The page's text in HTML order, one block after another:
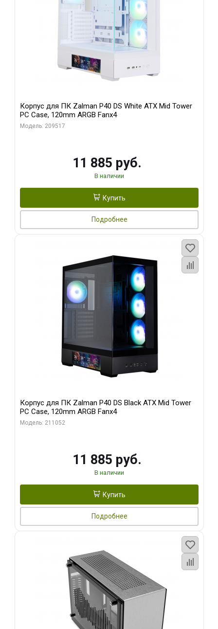
Корпус для ПК Zalman P40 DS White ATX Mid Tower
PC Case, 120mm ARGB Fanx4
Модель: 209517
11 885 руб.
В наличии
Купить
Подробнее
Корпус для ПК Zalman P40 DS Black ATX Mid Tower
PC Case, 120mm ARGB Fanx4
Модель: 211052
11 885 руб.
В наличии
Купить
Подробнее